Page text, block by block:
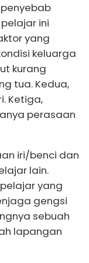
ini
yang
keluarga
kurang
tua. Kedua,
Ketiga,
perasaan
iri/benci dan
lain.
yang
gengsi
sebuah
lapangan